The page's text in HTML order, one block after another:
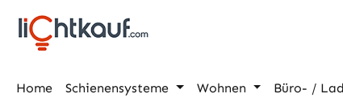
Hauptinhalt springen
Zur Suche springen
Zur Hauptnavigation springen
Home Schienensysteme Wohnen Büro- /